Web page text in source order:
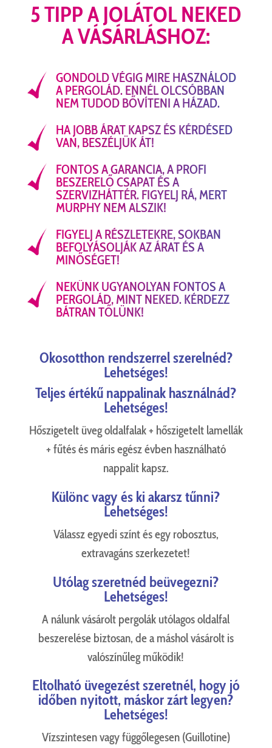
5 TIPP A JOLÁTOL NEKED
A VÁSÁRLÁSHOZ:
GONDOLD VÉGIG MIRE HASZNÁLOD
A PERGOLÁD. ENNÉL OLCSÓBBAN
NEM TUDOD BŐVÍTENI A HÁZAD.
HA JOBB ÁRAT KAPSZ ÉS KÉRDÉSED
VAN, BESZÉLJÜK ÁT!
FONTOS A GARANCIA, A PROFI
BESZERELŐ CSAPAT ÉS A
SZERVIZHÁTTÉR. FIGYELJ RÁ, MERT
MURPHY NEM ALSZIK!
FIGYELJ A RÉSZLETEKRE, SOKBAN
BEFOLYÁSOLJÁK AZ ÁRAT ÉS A
MINŐSÉGET!
NEKÜNK UGYANOLYAN FONTOS A
PERGOLÁD, MINT NEKED. KÉRDEZZ
BÁTRAN TŐLÜNK!
Okosotthon rendszerrel szerelnéd?
Lehetséges!
Teljes értékű nappalinak használnád?
Lehetséges!
Hőszigetelt üveg oldalfalak + hőszigetelt lamellák
+ fűtés és máris egész évben használható
nappalit kapsz.
Különc vagy és ki akarsz tűnni?
Lehetséges!
Válassz egyedi színt és egy robosztus,
extravagáns szerkezetet!
Utólag szeretnéd beüvegezni?
Lehetséges!
A nálunk vásárolt pergolák utólagos oldalfal
beszerelése biztosan, de a máshol vásárolt is
valószínűleg működik!
Eltolható üvegezést szeretnél, hogy jó
időben nyitott, máskor zárt legyen?
Lehetséges!
Vízszintesen vagy függőlegesen (Guillotine)